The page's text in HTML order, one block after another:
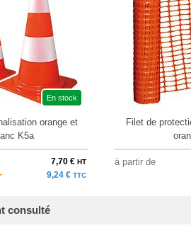
En stock
orange et
K5a
7,70 € HT
9,24 € TTC
Filet de
à partir de
consulté